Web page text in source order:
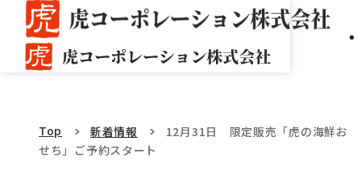
Top 新着情報
12月31日 限定販売「虎の海鮮お
せち」ご予約スタート